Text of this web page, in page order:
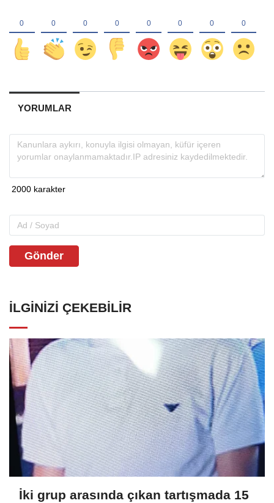
YORUMLAR
Gönder
İLGINIZI ÇEKEBILIR
İki grup arasında çıkan tartışmada 15